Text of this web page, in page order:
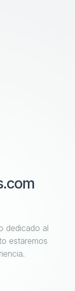
dedicado al
estaremos